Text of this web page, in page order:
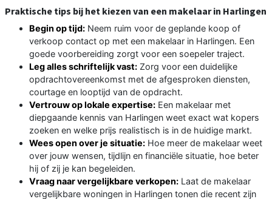
Praktische tips bij het kiezen van een makelaar in Harlingen
Begin op tijd: Neem ruim voor de geplande koop of
verkoop contact op met een makelaar in Harlingen. Een
goede voorbereiding zorgt voor een soepeler traject.
Leg alles schriftelijk vast: Zorg voor een duidelijke
opdrachtovereenkomst met de afgesproken diensten,
courtage en looptijd van de opdracht.
Vertrouw op lokale expertise: Een makelaar met
diepgaande kennis van Harlingen weet exact wat kopers
zoeken en welke prijs realistisch is in de huidige markt.
Wees open over je situatie: Hoe meer de makelaar weet
over jouw wensen, tijdlijn en financiële situatie, hoe beter
hij of zij je kan begeleiden.
Vraag naar vergelijkbare verkopen: Laat de makelaar
vergelijkbare woningen in Harlingen tonen die recent zijn